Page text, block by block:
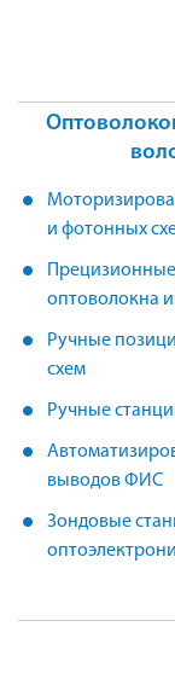
и фотонных
оптоволокна
Ручные
схем
Ручные
выводов ФИС
Зондовые